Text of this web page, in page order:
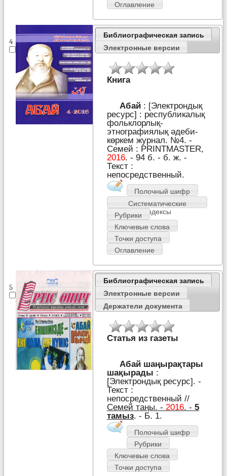
Оглавление
4
Библиографическая запись
Электронные версии
Книга
Абай : [Электрондық
ресурс] : республикалық
фольклорлық-
этнографиялық әдеби-
көркем журнал. №4. -
Семей : PRІNTMASTER,
2016. - 94 б. - б. ж. -
Текст :
непосредственный.
Полочный шифр
Систематические
индексы
Рубрики
Ключевые слова
Точки доступа
Оглавление
5
Библиографическая запись
Электронные версии
Держатели документа
Статья из газеты
Абай шаңырақтары
шақырады :
[Электрондық ресурс]. -
Текст :
непосредственный //
Семей таңы. - 2016. -5
тамыз. - Б. 1.
Полочный шифр
Рубрики
Ключевые слова
Точки доступа